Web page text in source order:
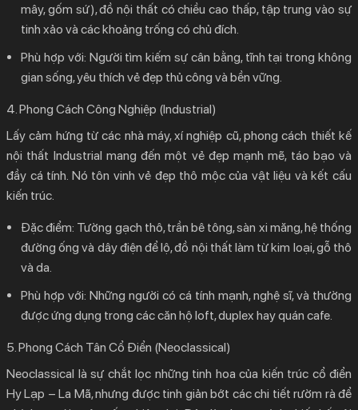
mây, gốm sứ), đồ nội thất có chiều cao thấp, tập trung vào sự
tinh xảo và các khoảng trống có chủ đích.
Phù hợp với: Người tìm kiếm sự cân bằng, tĩnh tại trong không
gian sống, yêu thích vẻ đẹp thủ công và bền vững.
4. Phong Cách Công Nghiệp (Industrial)
Lấy cảm hứng từ các nhà máy, xí nghiệp cũ,phong cách thiết kế
nội thất Industrial mang đến một vẻ đẹp mạnh mẽ, táo bạo và
đầy cá tính. Nó tôn vinh vẻ đẹp thô mộc của vật liệu và kết cấu
kiến trúc.
Đặc điểm: Tường gạch thô, trần bê tông, sàn xi măng, hệ thống
đường ống và dây điện để lộ, đồ nội thất làm từ kim loại, gỗ thô
và da.
Phù hợp với: Những người có cá tính mạnh, nghệ sĩ, và thường
được ứng dụng trong các căn hộ loft, duplex hay quán cafe.
5. Phong Cách Tân Cổ Điển (Neoclassical)
Neoclassical là sự chắt lọc những tinh hoa của kiến trúc cổ điển
Hy Lạp – La Mã, nhưng được tinh giản bớt các chi tiết rườm rà để